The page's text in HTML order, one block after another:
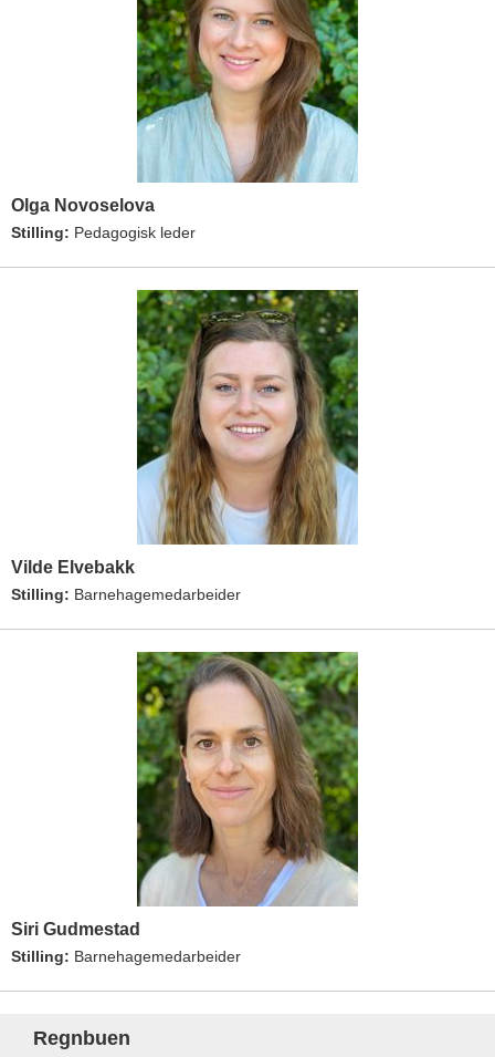
Olga Novoselova
Stilling: Pedagogisk leder
Vilde Elvebakk
Stilling: Barnehagemedarbeider
Siri Gudmestad
Stilling: Barnehagemedarbeider
Regnbuen